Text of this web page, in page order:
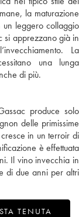
la maturazione
leggero collaggio
si apprezzano già in
La
una lunga
di più.
produce solo
delle primissime
in un terroir di
è effettuata
Il vino invecchia in
di due anni per altri
TENUTA